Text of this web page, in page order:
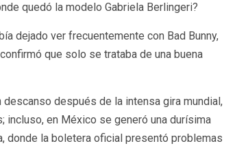
quedó la modelo Gabriela Berlingeri?
dejado ver frecuentemente con Bad Bunny,
que solo se trataba de una buena
después de la intensa gira mundial,
en México se generó una durísima
donde la boletera oficial presentó problemas